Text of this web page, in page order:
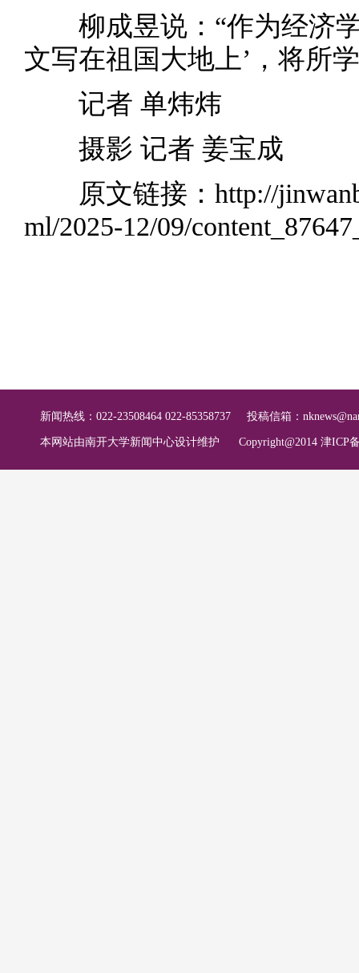
柳成昱说：“作为经济学
文写在祖国大地上’，将所
记者 单炜炜
摄影 记者 姜宝成
原文链接： http://
ml/2025-12/09/
新闻热线：022-23508464 022-85358737 投稿信箱：
本网站由南开大学新闻中心设计维护 Copyright@2014 津ICP